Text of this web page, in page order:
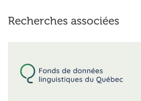
Recherches associées